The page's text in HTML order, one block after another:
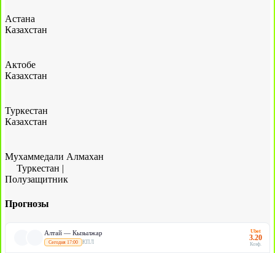
Астана
Казахстан
Актобе
Казахстан
Туркестан
Казахстан
Мухаммедали Алмахан
Туркестан |
Полузащитник
Прогнозы
Алтай — Кызылжар
Сегодня 17:00 КПЛ
Ubet
3.20
Коэф.